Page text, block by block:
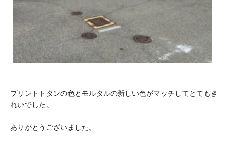
プリントトタンの色とモルタルの新しい色がマッチしてとてもき
れいでした。
ありがとうございました。